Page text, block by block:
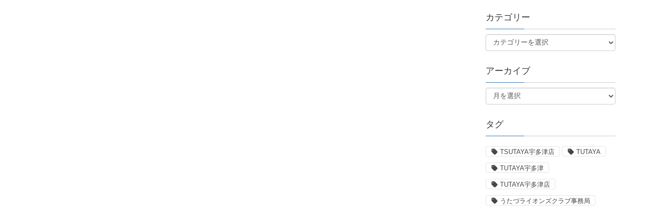
カテゴリー
アーカイブ
タグ
TSUTAYA宇多津店 TUTAYA
TUTAYA宇多津
TUTAYA宇多津店
うたづライオンズクラブ事務局